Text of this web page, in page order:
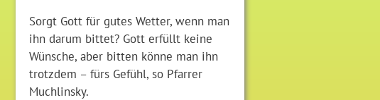
Sorgt Gott für gutes Wetter, wenn man
ihn darum bittet? Gott erfüllt keine
Wünsche, aber bitten könne man ihn
trotzdem – fürs Gefühl, so Pfarrer
Muchlinsky.